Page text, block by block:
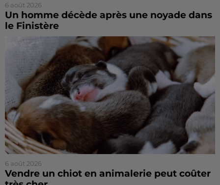
6 août 2026
Un homme décède après une noyade dans
le Finistère
6 août 2026
Vendre un chiot en animalerie peut coûter